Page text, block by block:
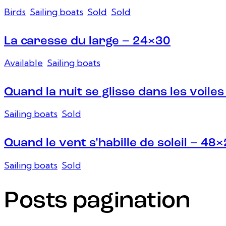
Birds Sailing boats Sold Sold
La caresse du large – 24×30
Available Sailing boats
Quand la nuit se glisse dans les
Sailing boats Sold
Quand le vent s’habille de soleil –
Sailing boats Sold
Posts pagination